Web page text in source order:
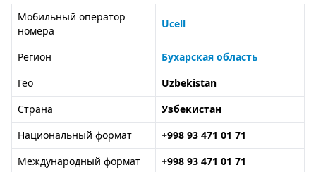
Мобильный оператор
номера
Ucell
Регион
Бухарская область
Гео
Uzbekistan
Страна
Узбекистан
Национальный формат
+998 93 471 01 71
Международный формат
+998 93 471 01 71